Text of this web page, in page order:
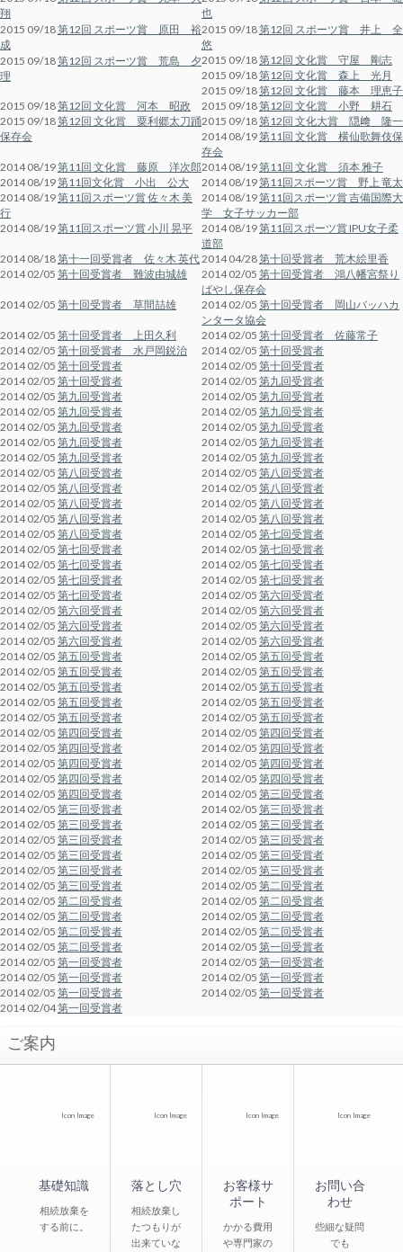
翔
也
2015 09/18第12回 スポーツ賞 原田 裕
成
2015 09/18第12回 スポーツ賞 井上 全
悠
2015 09/18第12回 スポーツ賞 荒島 夕
理
2015 09/18第12回 文化賞 守屋 剛志
2015 09/18第12回 文化賞 森上 光月
2015 09/18第12回 文化賞 藤本 理恵子
2015 09/18第12回 文化賞 河本 昭政 2015 09/18第12回 文化賞 小野 耕石
2015 09/18第12回 文化賞 粟利郷太刀踊
保存会
2015 09/18第12回 文化大賞 隠﨑 隆一
2014 08/19第11回 文化賞 横仙歌舞伎保
存会
2014 08/19第11回 文化賞 藤原 洋次郎2014 08/19第11回 文化賞 須本 雅子
2014 08/19第11回文化賞 小出 公大 2014 08/19第11回スポーツ賞 野上 竜太
2014 08/19第11回スポーツ賞 佐々木 美
行
2014 08/19第11回スポーツ賞 吉備国際大
学 女子サッカー部
2014 08/19第11回スポーツ賞 小川 晃平 2014 08/19第11回スポーツ賞 IPU女子柔
道部
2014 08/18第十一回受賞者 佐々木 英代2014 04/28第十回受賞者 荒木絵里香
2014 02/05 第十回受賞者 難波由城雄 2014 02/05 第十回受賞者 鴻八幡宮祭り
ばやし保存会
2014 02/05 第十回受賞者 草間喆雄 2014 02/05 第十回受賞者 岡山バッハカ
ンタータ協会
2014 02/05 第十回受賞者 上田久利 2014 02/05 第十回受賞者 佐藤常子
2014 02/05 第十回受賞者 水戸岡鋭治 2014 02/05 第十回受賞者
2014 02/05 第十回受賞者 2014 02/05 第十回受賞者
2014 02/05 第十回受賞者 2014 02/05 第九回受賞者
2014 02/05 第九回受賞者 2014 02/05 第九回受賞者
2014 02/05 第九回受賞者 2014 02/05 第九回受賞者
2014 02/05 第九回受賞者 2014 02/05 第九回受賞者
2014 02/05 第九回受賞者 2014 02/05 第九回受賞者
2014 02/05 第九回受賞者 2014 02/05 第九回受賞者
2014 02/05 第八回受賞者 2014 02/05 第八回受賞者
2014 02/05 第八回受賞者 2014 02/05 第八回受賞者
2014 02/05 第八回受賞者 2014 02/05 第八回受賞者
2014 02/05 第八回受賞者 2014 02/05 第八回受賞者
2014 02/05 第八回受賞者 2014 02/05 第七回受賞者
2014 02/05 第七回受賞者 2014 02/05 第七回受賞者
2014 02/05 第七回受賞者 2014 02/05 第七回受賞者
2014 02/05 第七回受賞者 2014 02/05 第七回受賞者
2014 02/05 第七回受賞者 2014 02/05 第六回受賞者
2014 02/05 第六回受賞者 2014 02/05 第六回受賞者
2014 02/05 第六回受賞者 2014 02/05 第六回受賞者
2014 02/05 第六回受賞者 2014 02/05 第六回受賞者
2014 02/05 第五回受賞者 2014 02/05 第五回受賞者
2014 02/05 第五回受賞者 2014 02/05 第五回受賞者
2014 02/05 第五回受賞者 2014 02/05 第五回受賞者
2014 02/05 第五回受賞者 2014 02/05 第五回受賞者
2014 02/05 第五回受賞者 2014 02/05 第五回受賞者
2014 02/05 第四回受賞者 2014 02/05 第四回受賞者
2014 02/05 第四回受賞者 2014 02/05 第四回受賞者
2014 02/05 第四回受賞者 2014 02/05 第四回受賞者
2014 02/05 第四回受賞者 2014 02/05 第四回受賞者
2014 02/05 第四回受賞者 2014 02/05 第三回受賞者
2014 02/05 第三回受賞者 2014 02/05 第三回受賞者
2014 02/05 第三回受賞者 2014 02/05 第三回受賞者
2014 02/05 第三回受賞者 2014 02/05 第三回受賞者
2014 02/05 第三回受賞者 2014 02/05 第三回受賞者
2014 02/05 第三回受賞者 2014 02/05 第三回受賞者
2014 02/05 第三回受賞者 2014 02/05 第二回受賞者
2014 02/05 第二回受賞者 2014 02/05 第二回受賞者
2014 02/05 第二回受賞者 2014 02/05 第二回受賞者
2014 02/05 第二回受賞者 2014 02/05 第二回受賞者
2014 02/05 第二回受賞者 2014 02/05 第一回受賞者
2014 02/05 第一回受賞者 2014 02/05 第一回受賞者
2014 02/05 第一回受賞者 2014 02/05 第一回受賞者
2014 02/05 第一回受賞者 2014 02/05 第一回受賞者
2014 02/04第一回受賞者
ご案内
Icon Image
基礎知識
相続放棄を
する前に。
Icon Image
落とし穴
相続放棄し
たつもりが
出来ていな
Icon Image
お客様サ
ポート
かかる費用
や専門家の
Icon Image
お問い合
わせ
些細な疑問
でも